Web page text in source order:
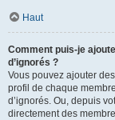
Haut
Comment puis-je
d’ignorés ?
Vous pouvez ajouter
profil de chaque
d’ignorés. Ou, depuis
directement des